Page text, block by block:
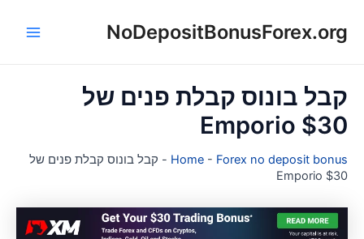
בונוס קבלת פנים של
Emporio
Home-Forex no deposit
-קבל בונוס קבלת פנים של
Emporio